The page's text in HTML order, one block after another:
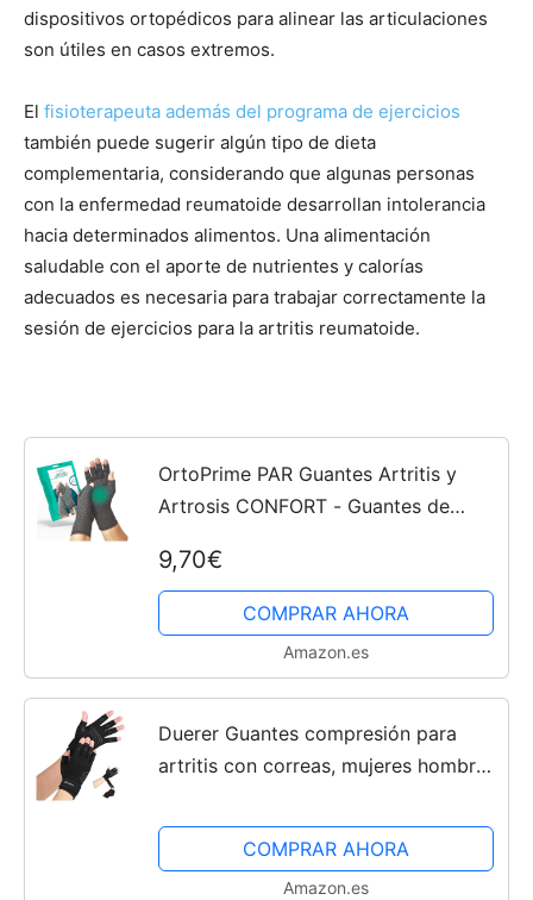
dispositivos ortopédicos para alinear las articulaciones
son útiles en casos extremos.
El fisioterapeuta además del programa de ejercicios
también puede sugerir algún tipo de dieta
complementaria, considerando que algunas personas
con la enfermedad reumatoide desarrollan intolerancia
hacia determinados alimentos. Una alimentación
saludable con el aporte de nutrientes y calorías
adecuados es necesaria para trabajar correctamente la
sesión de ejercicios para la artritis reumatoide.
OrtoPrime PAR Guantes Artritis y
Artrosis CONFORT - Guantes de
Compression Gloves - Guantes
Antiartritis Hombre y Mujer -...
9,70€
COMPRAR AHORA
Amazon.es
Duerer Guantes compresión para
artritis con correas, mujeres hombres
tendinitis, dolor mano. Guantes sin
dedos para...
COMPRAR AHORA
Amazon.es